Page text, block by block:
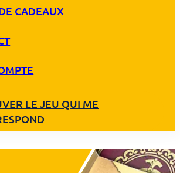
CADEAUX
LE JEU QUI ME